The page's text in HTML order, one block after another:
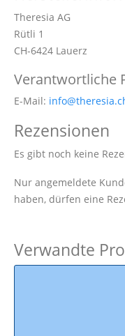
Theresia AG
Rütli 1
CH-6424 Lauerz
Verantwortliche
E-Mail:
Rezensionen
Es gibt noch keine
Nur angemeldete
haben, dürfen eine
Verwandte